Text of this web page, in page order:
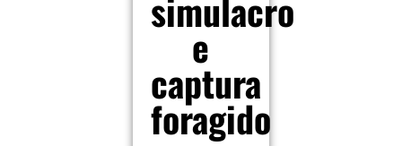
simulacro
e
captura
foragido